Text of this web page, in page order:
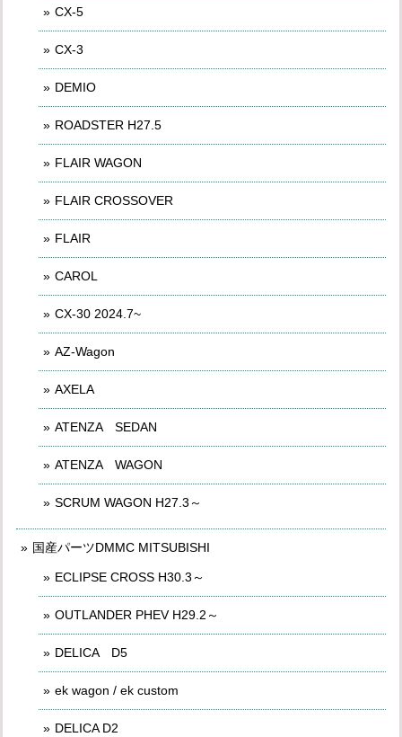
CX-5
CX-3
DEMIO
ROADSTER H27.5
FLAIR WAGON
FLAIR CROSSOVER
FLAIR
CAROL
CX-30 2024.7~
AZ-Wagon
AXELA
ATENZA SEDAN
ATENZA WAGON
SCRUM WAGON H27.3～
国産パーツDMMC MITSUBISHI
ECLIPSE CROSS H30.3～
OUTLANDER PHEV H29.2～
DELICA D5
ek wagon / ek custom
DELICA D2